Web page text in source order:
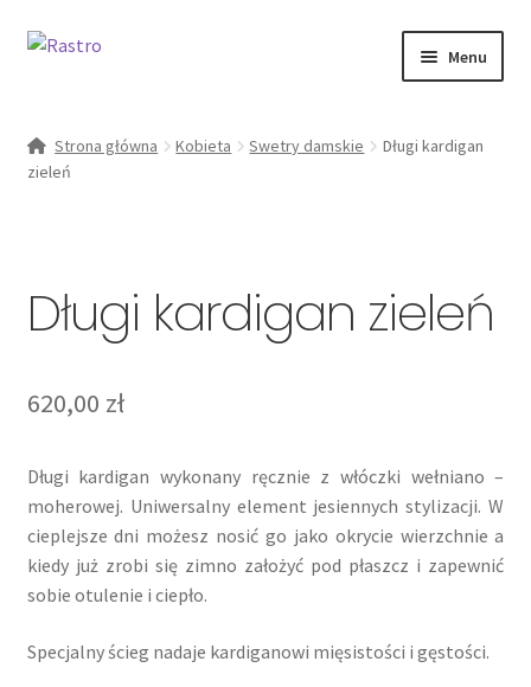
Przejdź
Przejdź
Menu
Od ręki
O marce
Strona główna Kobieta Swetry damskie
Długi kardigan
zieleń
Długi kardigan zieleń
620,00 zł
Długi kardigan wykonany ręcznie z włóczki wełniano –
moherowej. Uniwersalny element jesiennych stylizacji. W
cieplejsze dni możesz nosić go jako okrycie wierzchnie a
kiedy już zrobi się zimno założyć pod płaszcz i zapewnić
sobie otulenie i ciepło.
Specjalny ścieg nadaje kardiganowi mięsistości i gęstości.